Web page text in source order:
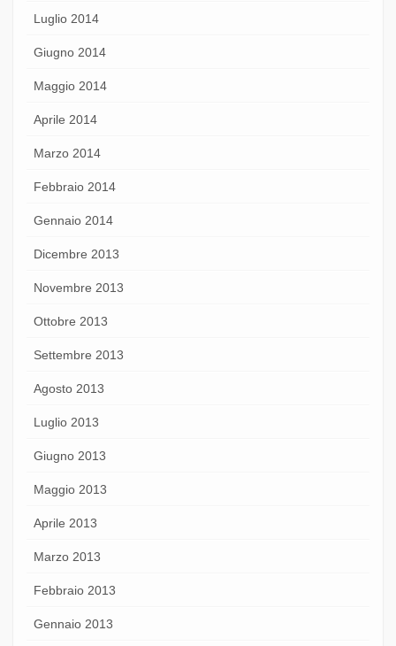
Luglio 2014
Giugno 2014
Maggio 2014
Aprile 2014
Marzo 2014
Febbraio 2014
Gennaio 2014
Dicembre 2013
Novembre 2013
Ottobre 2013
Settembre 2013
Agosto 2013
Luglio 2013
Giugno 2013
Maggio 2013
Aprile 2013
Marzo 2013
Febbraio 2013
Gennaio 2013